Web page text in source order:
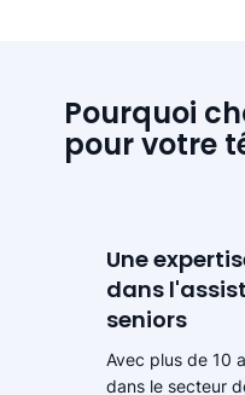
Pourquoi
pour votre
Une
dans
seniors
Avec plus de 10
dans le secteur